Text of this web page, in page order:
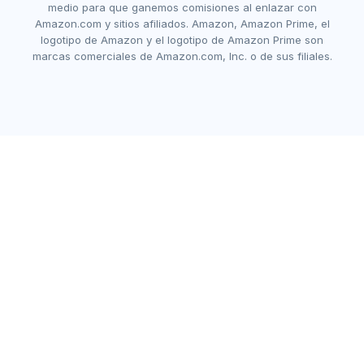
medio para que ganemos comisiones al enlazar con
Amazon.com y sitios afiliados. Amazon, Amazon Prime, el
logotipo de Amazon y el logotipo de Amazon Prime son
marcas comerciales de Amazon.com, Inc. o de sus filiales.